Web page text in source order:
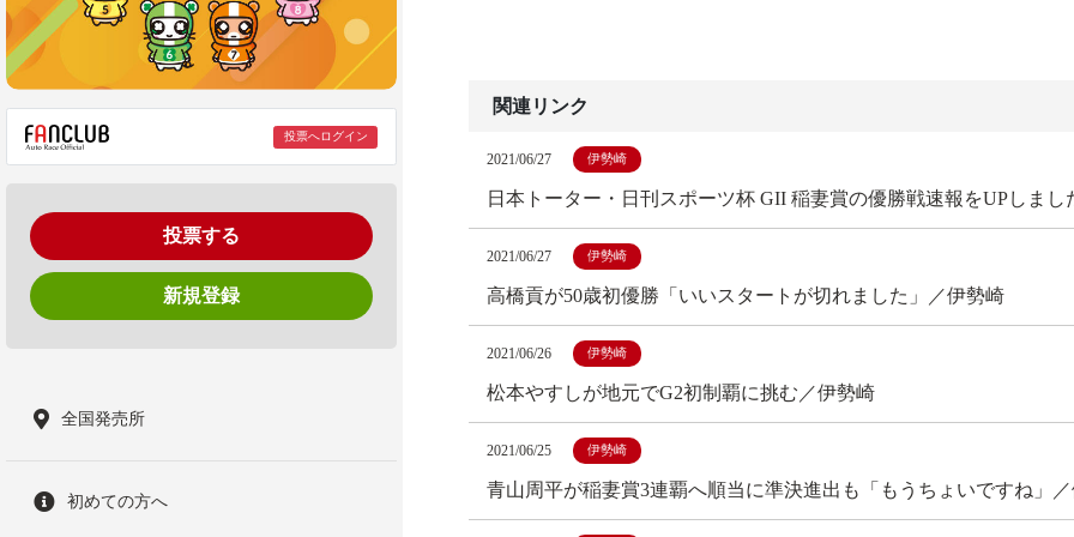
投票へログイン
投票する
新規登録
全国発売所
初めての方へ
関連リンク
2021/06/27 伊勢崎
日本トーター・日刊スポーツ杯 GII 稲妻賞の優勝戦速報をUPしまし
2021/06/27 伊勢崎
高橋貢が50歳初優勝「いいスタートが切れました」／伊勢崎
2021/06/26 伊勢崎
松本やすしが地元でG2初制覇に挑む／伊勢崎
2021/06/25 伊勢崎
青山周平が稲妻賞3連覇へ順当に準決進出も「もうちょいですね」